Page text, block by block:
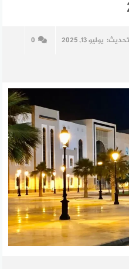
يوليو 13, 2025 0